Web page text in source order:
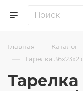
Главная — Каталог
— Тарелка 36х23х2
Тарелка